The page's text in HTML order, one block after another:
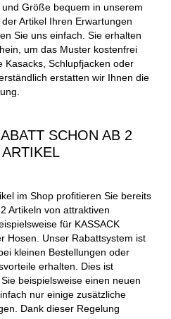
Größe bequem in unserem
Artikel Ihren Erwartungen
Sie uns einfach. Sie erhalten
um das Muster kostenfrei
Kasacks, Schlupfjacken oder
erstatten wir Ihnen die
SCHON AB 2
ARTIKEL
im Shop profitieren Sie bereits
Artikeln von attraktiven
für KASSACK
Hosen. Unser Rabattsystem ist
kleinen Bestellungen oder
erhalten. Dies ist
beispielsweise einen neuen
nur einige zusätzliche
Dank dieser Regelung